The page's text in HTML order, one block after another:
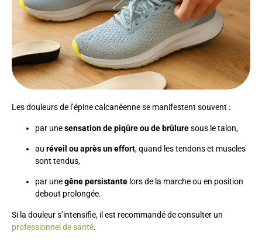
Les douleurs de l’épine calcanéenne se manifestent souvent :
par unesensation de piqûre ou de brûluresous le talon,
au réveil ou après un effort, quand les tendons et muscles
sont tendus,
par unegêne persistante lors de la marche ou en position
debout prolongée.
Si la douleur s’intensifie, il est recommandé de consulter un
professionnel de santé.